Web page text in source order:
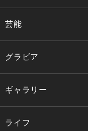
芸能
グラビア
ギャラリー
ライフ